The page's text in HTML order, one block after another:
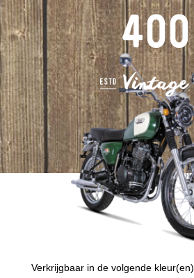
400
Verkrijgbaar in de volgende kleur(en)